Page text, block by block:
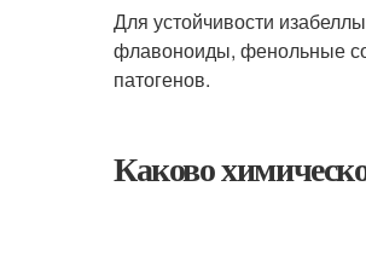
Для устойчивости
флавоноиды, фенольные
патогенов.
Каково